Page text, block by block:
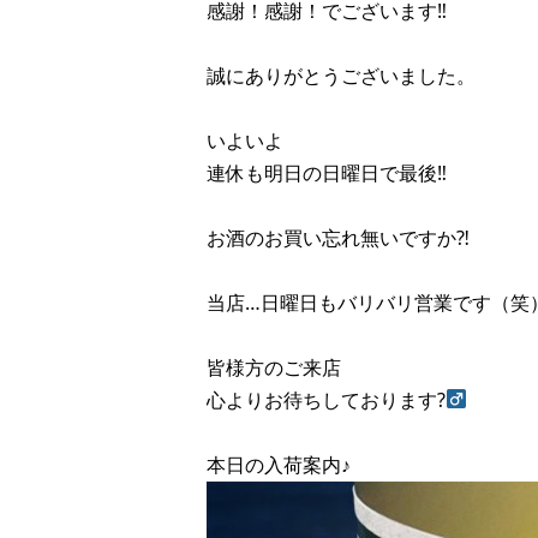
感謝！感謝！でございます‼︎
誠にありがとうございました。
いよいよ
連休も明日の日曜日で最後‼︎
お酒のお買い忘れ無いですか⁈
当店…日曜日もバリバリ営業です（笑
皆様方のご来店
心よりお待ちしております?‍
本日の入荷案内♪